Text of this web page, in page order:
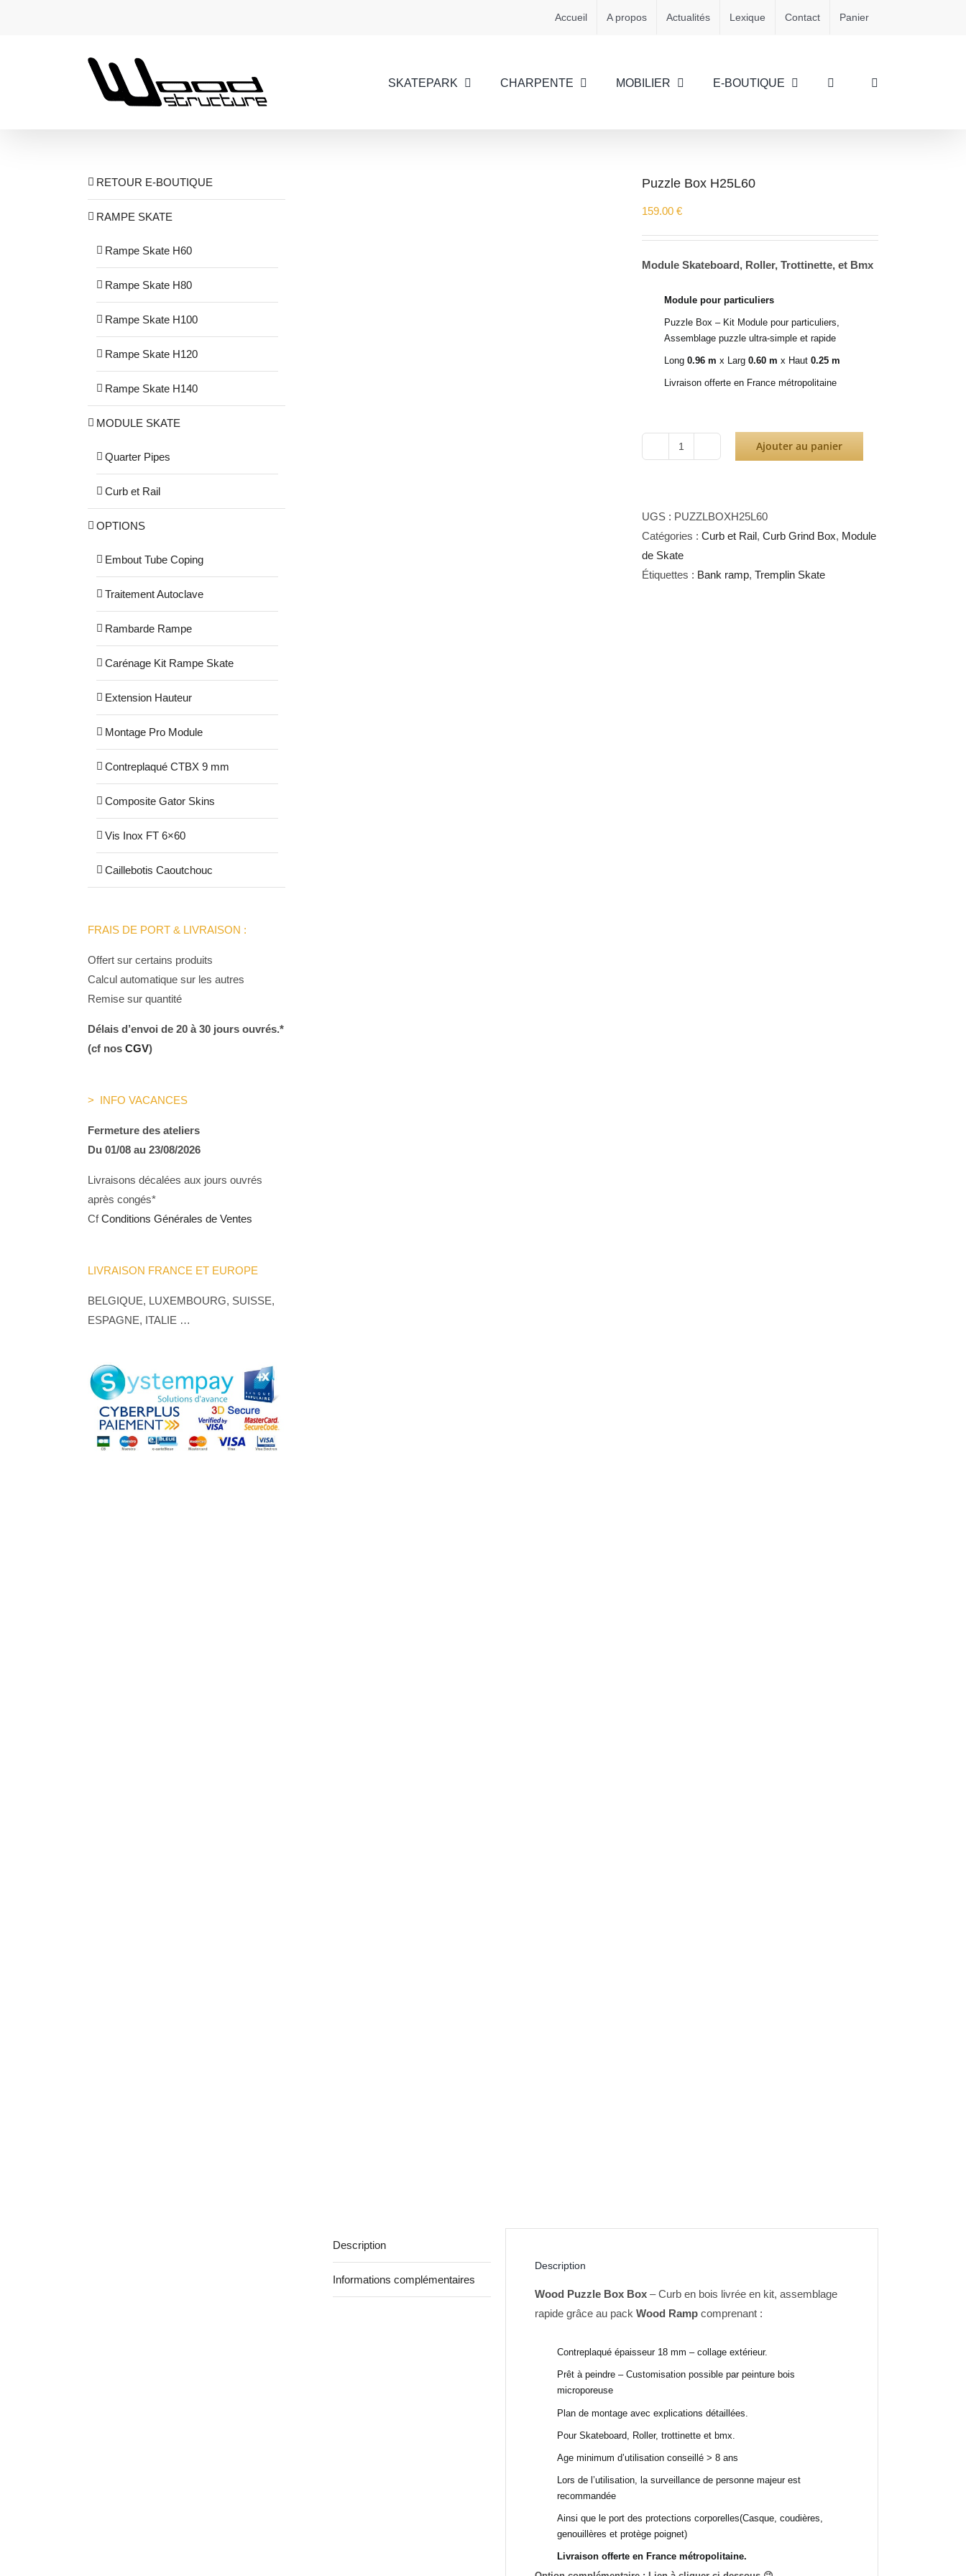
Accueil A propos Actualités Lexique Contact Panier
SKATEPARK CHARPENTE MOBILIER E-BOUTIQUE
Puzzle Box H25L60
159.00 €
Module Skateboard, Roller, Trottinette, et Bmx
Module pour particuliers
Puzzle Box – Kit Module pour particuliers,
Assemblage puzzle ultra-simple et rapide
Long0.96 m x Larg0.60 m x Haut0.25 m
Livraison offerte en France métropolitaine
Box
H25L60
Ajouter au panier
UGS : PUZZLBOXH25L60
Catégories : Curb et Rail , Curb Grind Box, Module
de Skate
Étiquettes : Bank ramp, Tremplin Skate
Description
Informations complémentaires
Description
Wood Puzzle Box Box – Curb en bois livrée en kit, assemblage
rapide grâce au pack Wood Ramp comprenant :
Contreplaqué épaisseur 18 mm – collage extérieur.
Prêt à peindre – Customisation possible par peinture bois
microporeuse
Plan de montage avec explications détaillées.
Pour Skateboard, Roller, trottinette et bmx.
Age minimum d’utilisation conseillé > 8 ans
Lors de l’utilisation, la surveillance de personne majeur est
recommandée
Ainsi que le port des protections corporelles(Casque, coudières,
genouillères et protège poignet)
Livraison offerte en France métropolitaine.
RETOUR E-BOUTIQUE
RAMPE SKATE
Rampe Skate H60
Rampe Skate H80
Rampe Skate H100
Rampe Skate H120
Rampe Skate H140
MODULE SKATE
Quarter Pipes
Curb et Rail
OPTIONS
Embout Tube Coping
Traitement Autoclave
Rambarde Rampe
Carénage Kit Rampe Skate
Extension Hauteur
Montage Pro Module
Contreplaqué CTBX 9 mm
Composite Gator Skins
Vis Inox FT 6×60
Caillebotis Caoutchouc
FRAIS DE PORT & LIVRAISON :
Offert sur certains produits
Calcul automatique sur les autres
Remise sur quantité
Délais d’envoi de 20 à 30 jours ouvrés.*
(cf nos CGV)
> INFO VACANCES
Fermeture des ateliers
Du 01/08 au 23/08/2026
Livraisons décalées aux jours ouvrés
après congés*
CfConditions Générales de Ventes
LIVRAISON FRANCE ET EUROPE
BELGIQUE, LUXEMBOURG, SUISSE,
ESPAGNE, ITALIE …